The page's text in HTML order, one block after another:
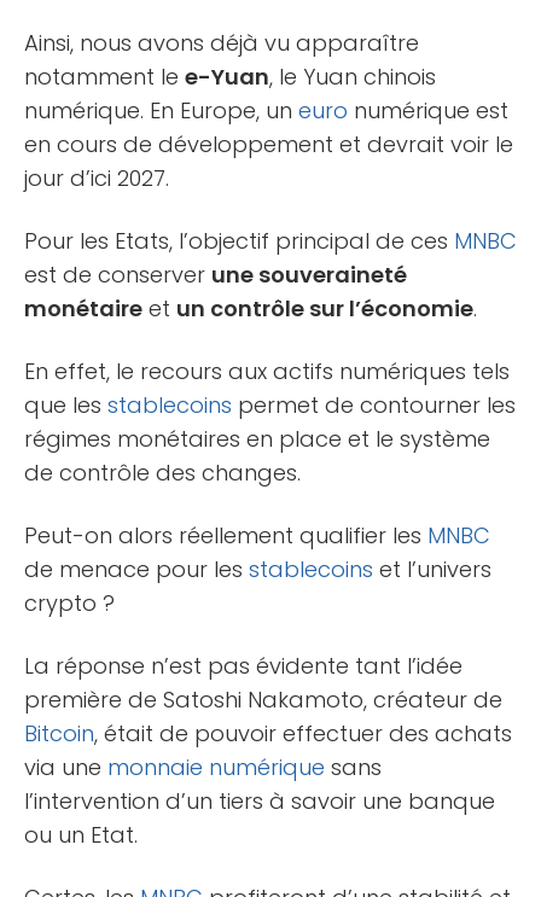
Ainsi, nous avons déjà vu apparaître
notamment le e-Yuan, le Yuan chinois
numérique. En Europe, un euro numérique est
en cours de développement et devrait voir le
jour d’ici 2027.
Pour les Etats, l’objectif principal de ces MNBC
est de conserver une souveraineté
monétaire et un contrôle sur l’économie.
En effet, le recours aux actifs numériques tels
que les stablecoins permet de contourner les
régimes monétaires en place et le système
de contrôle des changes.
Peut-on alors réellement qualifier les MNBC
de menace pour les stablecoins et l’univers
crypto ?
La réponse n’est pas évidente tant l’idée
première de Satoshi Nakamoto, créateur de
Bitcoin, était de pouvoir effectuer des achats
via une monnaie numérique sans
l’intervention d’un tiers à savoir une banque
ou un Etat.